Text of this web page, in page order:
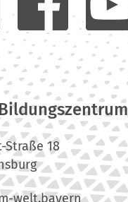
Straße 18
welt.bayern